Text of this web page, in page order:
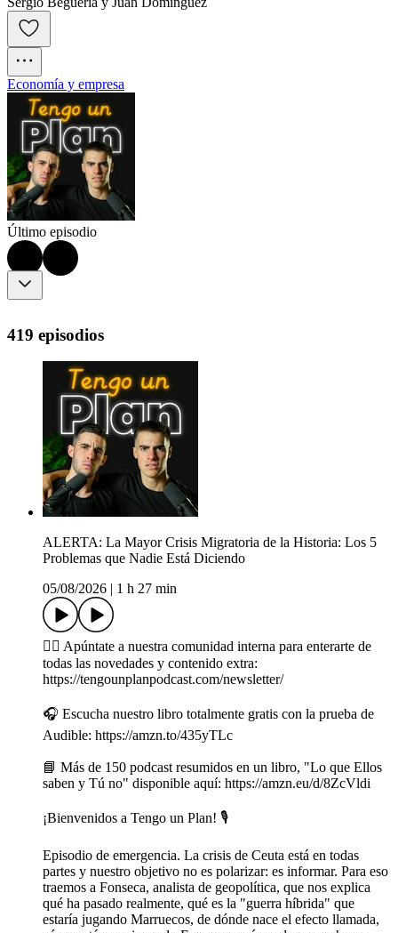
Economía y empresa
Último episodio
419 episodios
ALERTA: La Mayor Crisis Migratoria de la Historia: Los 5
Problemas que Nadie Está Diciendo
05/08/2026
1 h 27 min
👉🏽 Apúntate a nuestra comunidad interna para enterarte de
todas las novedades y contenido extra:
https://tengounplanpodcast.com/newsletter/
🎧 Escucha nuestro libro totalmente gratis con la prueba de
Audible: https://amzn.to/435yTLc
📘 Más de 150 podcast resumidos en un libro, "Lo que Ellos
saben y Tú no" disponible aquí: https://amzn.eu/d/8ZcVldi
¡Bienvenidos a Tengo un Plan! 🎙️
Episodio de emergencia. La crisis de Ceuta está en todas
partes y nuestro objetivo no es polarizar: es informar. Para eso
traemos a Fonseca, analista de geopolítica, que nos explica
qué ha pasado realmente, qué es la "guerra híbrida" que
estaría jugando Marruecos, de dónde nace el efecto llamada,